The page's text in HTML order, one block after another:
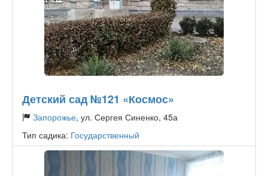
Детский сад №121 «Космос»
Запорожье, ул. Сергея Синенко, 45а
Тип садика: Государственный